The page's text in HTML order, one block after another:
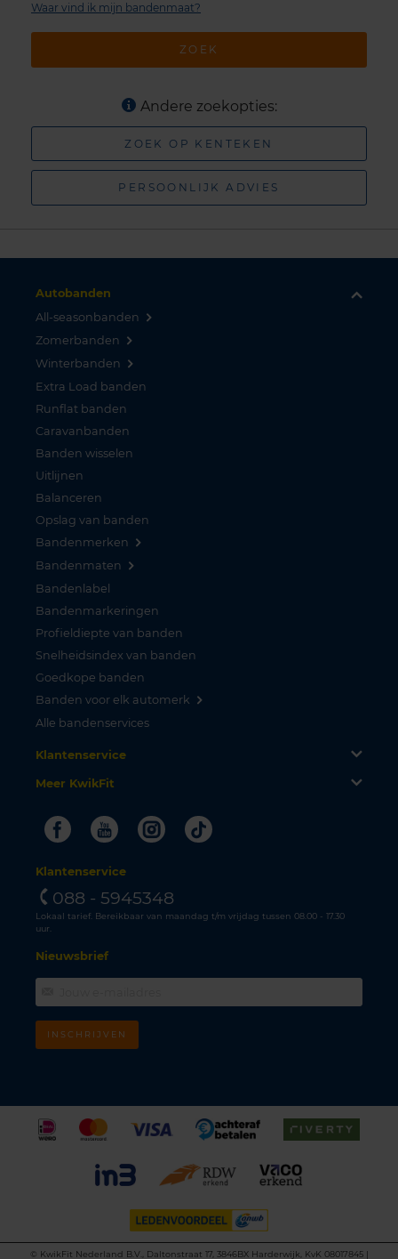
ZOEK
Waar vind ik mijn bandenmaat?
Andere zoekopties:
ZOEK OP KENTEKEN
PERSOONLIJK ADVIES
Autobanden
All-seasonbanden
Zomerbanden
Winterbanden
Extra Load banden
Runflat banden
Caravanbanden
Banden wisselen
Uitlijnen
Balanceren
Opslag van banden
Bandenmerken
Bandenmaten
Bandenlabel
Bandenmarkeringen
Profieldiepte van banden
Snelheidsindex van banden
Goedkope banden
Banden voor elk automerk
Alle bandenservices
Klantenservice
Meer KwikFit
FacebookYoutubeInstagram
Tiktok
Klantenservice
088 - 5945348
Lokaal tarief. Bereikbaar van maandag t/m vrijdag tussen 08.00 - 17.30
uur.
Nieuwsbrief
INSCHRIJVEN
© KwikFit Nederland B.V., Daltonstraat 17, 3846BX Harderwijk, KvK 08017845 |